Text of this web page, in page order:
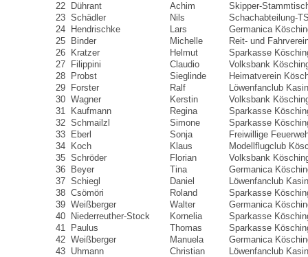
22
Dührant Achim
Skipper-
23 Schädler Nils
Schachabteilung-
24
Hendrischke Lars
Germanica
25
Binder Michelle
Reit- und
26
Kratzer Helmut
Sparkasse
27
Filippini Claudio
Volksbank
28
Probst Sieglinde
Heimatverein
29
Forster Ralf
Löwenfanclub
30 Wagner Kerstin
Volksbank
31
Kaufmann Regina
Sparkasse
32 Schmailzl Simone
Sparkasse
33
Eberl Sonja
Freiwillige
34
Koch Klaus
Modellflugclub
35 Schröder Florian
Volksbank
36
Beyer Tina
Germanica
37 Schiegl Daniel
Löwenfanclub
38 Csömöri Roland
Sparkasse
39 Weißberger Walter
Germanica
40
Niederreuther-Stock Kornelia
Sparkasse
41
Paulus Thomas
Sparkasse
42 Weißberger Manuela
Germanica
43
Uhmann Christian
Löwenfanclub